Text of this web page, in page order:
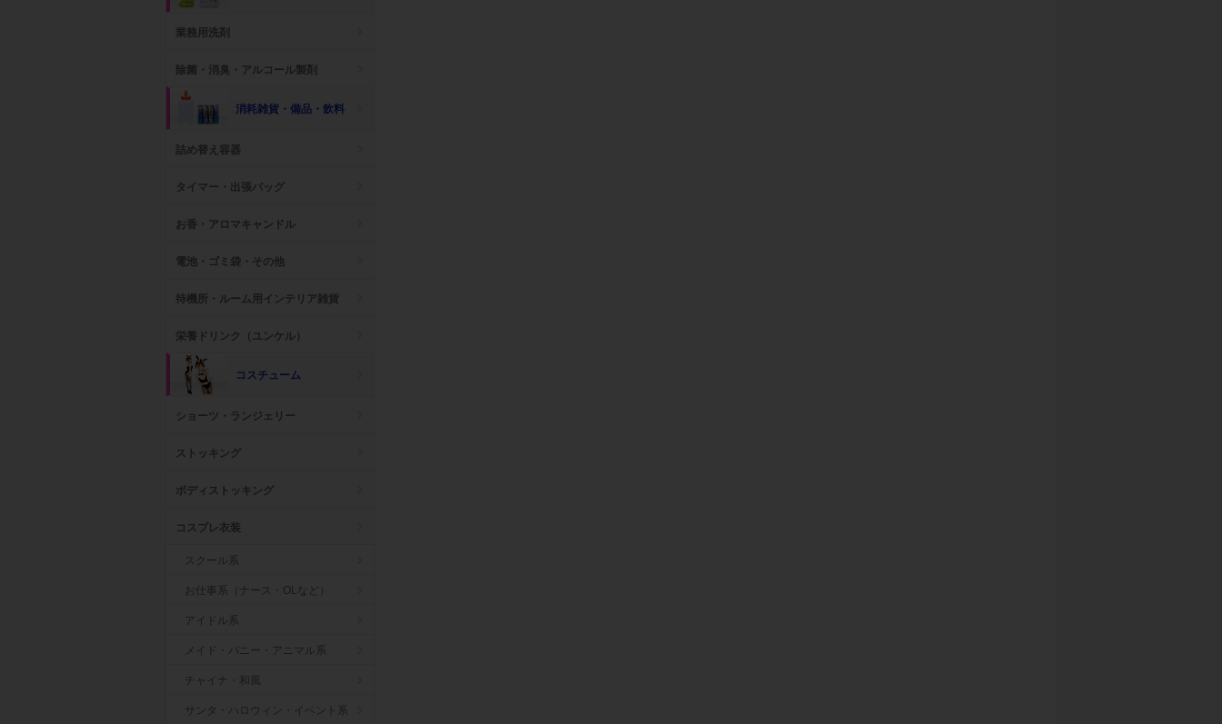
業務用洗剤
除菌・消臭・アルコール製剤
消耗雑貨・備品・飲料
詰め替え容器
タイマー・出張バッグ
お香・アロマキャンドル
電池・ゴミ袋・その他
待機所・ルーム用インテリア雑貨
栄養ドリンク（ユンケル）
コスチューム
ショーツ・ランジェリー
ストッキング
ボディストッキング
コスプレ衣装
スクール系
お仕事系（ナース・OLなど）
アイドル系
メイド・バニー・アニマル系
チャイナ・和風
サンタ・ハロウィン・イベント系